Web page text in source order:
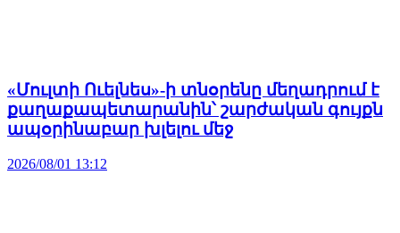
«Մուլտի Ուելնես»-ի տնօրենը մեղադրում է
քաղաքապետարանին՝ շարժական գույքն
ապօրինաբար խլելու մեջ
2026/08/01 13:12